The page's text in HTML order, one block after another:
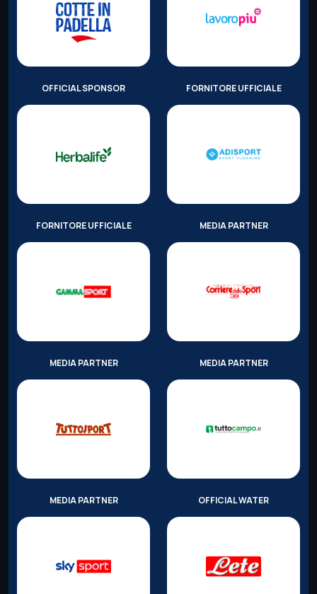
OFFICIAL SPONSOR FORNITORE UFFICIALE
FORNITORE UFFICIALE MEDIA PARTNER
MEDIA PARTNER MEDIA PARTNER
MEDIA PARTNER OFFICIAL WATER